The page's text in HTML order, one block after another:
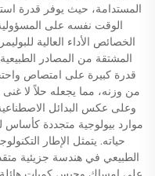
المستدامة، حيث يوفر قدرة
الوقت نفسه على المسؤولية
الخصائص الأداء العالية
المشتقة من المصادر
قدرة كبيرة على امتصاص
من وزنه، مما يجعله حلاً لا
وعلى عكس البدائل الاصطناعية
موارد بيولوجية متجددة كأساس
حياته. يتمثل الإطار
الطبيعي في هندسة جزيئية